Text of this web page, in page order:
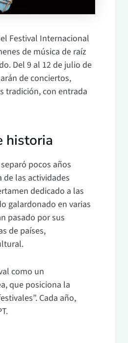
Festival Internacional
de música de raíz
Del 9 al 12 de julio de
de conciertos,
tradición, con entrada
historia
pocos años
las actividades
dedicado a las
galardonado en varias
pasado por sus
de países,
como un
que posiciona la
Cada año,